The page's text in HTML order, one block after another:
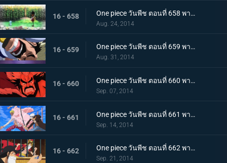
16 - 658 One piece วันพีช ตอนที่ 658 พากย์ไทย ตกตะลึง! ร่างที่แท้จริงของทหารของเล่น!
Aug. 24, 2014
16 - 659 One piece วันพีช ตอนที่ 659 พากย์ไทย อดีตอันน่าขนลุก! ความลับของเดรสโรซ่า
Aug. 31, 2014
16 - 660 One piece วันพีช ตอนที่ 660 พากย์ไทย ฝันร้าย! คืนแห่งโศกนาฏกรรมของเดรสโรซ่า
Sep. 07, 2014
16 - 661 One piece วันพีช ตอนที่ 661 พากย์ไทย การตัดสินระหว่างเทพโจรสลัด ลอว์ ปะทะ โดฟลามิงโก้
Sep. 14, 2014
16 - 662 One piece วันพีช ตอนที่ 662 พากย์ไทย สองผู้ยิ่งใหญ่มาเจอกัน! หมวกฟาง กับ ปีศาจสวรรค์
Sep. 21, 2014